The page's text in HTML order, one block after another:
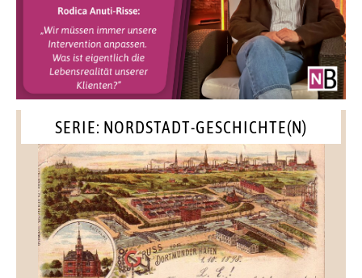
SERIE: NORDSTADT-GESCHICHTE(N)